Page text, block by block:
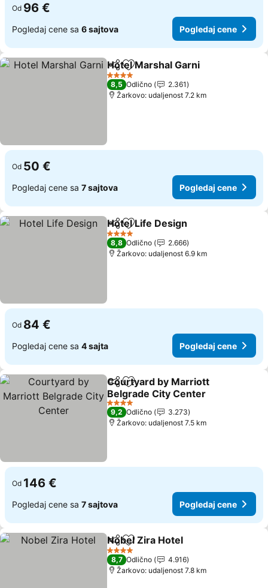
Od 96 €
Pogledaj cene sa 6 sajtova Pogledaj cene
Deli Dodati u favorite
Hotel Marshal Garni
4 Zvezdice
8,5 Odlično
2.361
Žarkovo: udaljenost 7.2 km
Od 50 €
Pogledaj cene sa 7 sajtova Pogledaj cene
Deli Dodati u favorite
Hotel Life Design
4 Zvezdice
8,8 Odlično
2.666
Žarkovo: udaljenost 6.9 km
Od 84 €
Pogledaj cene sa 4 sajta Pogledaj cene
Deli Dodati u favorite
Courtyard by Marriott
Belgrade City Center
4 Zvezdice
9,2 Odlično
3.273
Žarkovo: udaljenost 7.5 km
Od 146 €
Pogledaj cene sa 7 sajtova Pogledaj cene
Deli Dodati u favorite
Nobel Zira Hotel
4 Zvezdice
8,7 Odlično
4.916
Žarkovo: udaljenost 7.8 km